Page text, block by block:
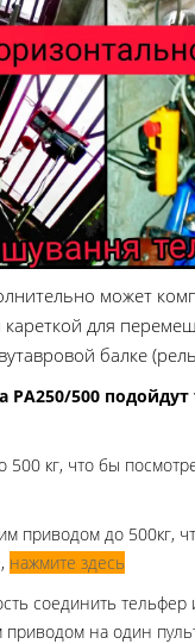
может
для
балке
РА250/500 подойдут
500 кг, что бы
приводом до 500кг,
нажмите здесь
соединить тельфер
приводом на один